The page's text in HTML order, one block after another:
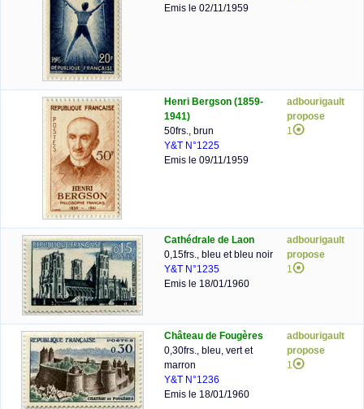
Emis le 02/11/1959
Henri Bergson (1859-
1941)
50frs., brun
Y&T N°1225
Emis le 09/11/1959
adbourigault
propose
1
Cathédrale de Laon
0,15frs., bleu et bleu noir
Y&T N°1235
Emis le 18/01/1960
adbourigault
propose
1
Château de Fougères
0,30frs., bleu, vert et
marron
Y&T N°1236
Emis le 18/01/1960
adbourigault
propose
1